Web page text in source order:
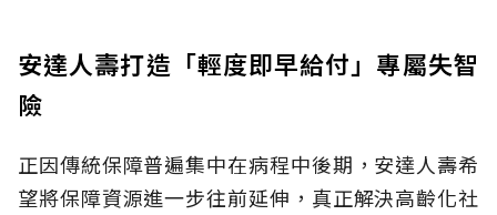
安達人壽打造「輕度即早給付」專屬失智
險
正因傳統保障普遍集中在病程中後期，安達人壽希
望將保障資源進一步往前延伸，真正解決高齡化社